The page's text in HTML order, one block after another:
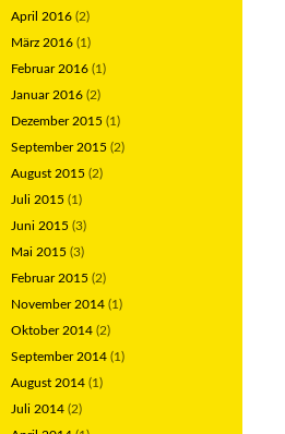
April 2016 (2)
März 2016 (1)
Februar 2016 (1)
Januar 2016 (2)
Dezember 2015 (1)
September 2015 (2)
August 2015 (2)
Juli 2015 (1)
Juni 2015 (3)
Mai 2015 (3)
Februar 2015 (2)
November 2014 (1)
Oktober 2014 (2)
September 2014 (1)
August 2014 (1)
Juli 2014 (2)